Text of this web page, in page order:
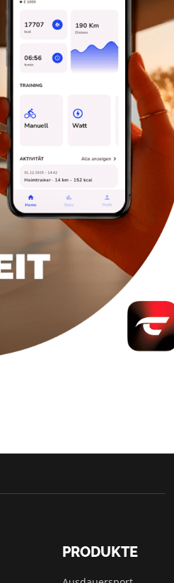
Red Line Serie
PRODUKTE